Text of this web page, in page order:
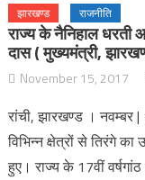
झारखण्ड राजनीति
राज्य के नैनिहाल धरती
दास ( मुख्यमंत्री,
November 15, 2017
रांची, झारखण्ड । नवम्बर
विभिन्न क्षेत्रों से तिरंगे
हुए। राज्य के 17वीं